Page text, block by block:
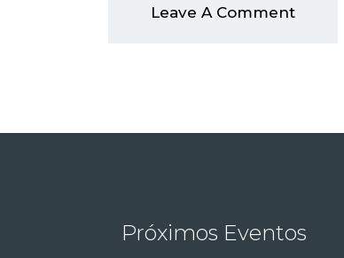
Próximos Eventos